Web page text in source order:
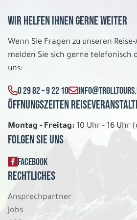
8 Tage
Holiday Villa DU/WC 4er
Belegung: 4
REISE VERBINDLICH
Wir helfen Ihnen gerne weiter
Wenn Sie Fragen zu unseren
melden Sie sich gerne telefonisch
uns:
0 29 82 – 9 22 10
Öffnungszeiten
Montag - Freitag: 10 Uhr - 16 Uhr
Folgen Sie uns
FACEBOOK
Rechtliches
Ansprechpartner
Jobs